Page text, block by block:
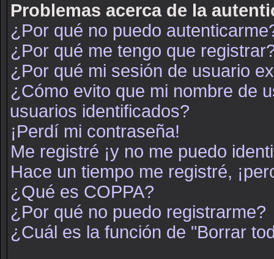
Problemas acerca de la
¿Por qué no puedo
¿Por qué me tengo que
¿Por qué mi sesión de usuario
¿Cómo evito que mi nombre de
usuarios identificados?
¡Perdí mi contraseña!
Me registré ¡y no me puedo
Hace un tiempo me registré,
¿Qué es COPPA?
¿Por qué no puedo registrarme?
¿Cuál es la función de "Borrar